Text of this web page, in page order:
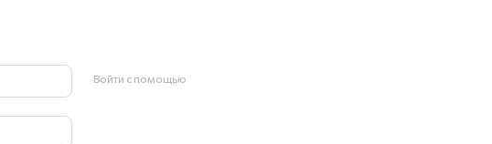
Войти с помощью